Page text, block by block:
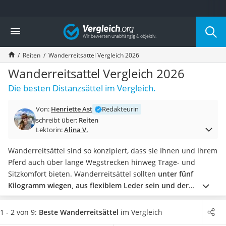
Die beliebtesten Vergleiche nach Kategorie
Freizeit & Sport
Gartentrampolin
Trampolin
Metalldetektor
Eufab-Fahrradträger
Trampolin 366 cm
Aluminium-Koffer
Futterboot
E-Bike-Dreirad
Trekkingschuhe Herren
Reisetasche mit Rollen
Klimmzugstation
Koffer
Nachtsichtgerät
Vergleich
Reiten Wanderreitsattel Vergleich 2026
Wanderreitsattel Vergleich 2026
Die besten Distanzsättel im Vergleich.
Von: Henriette Ast
Redakteurin
schreibt über: Reiten
Lektorin:Alina V.
Wanderreitsättel sind so konzipiert, dass sie Ihnen und Ihrem
Pferd auch über lange Wegstrecken hinweg Trage- und
Sitzkomfort bieten. Wanderreitsättel sollten unter fünf
Kilogramm wiegen, aus flexiblem Leder sein und der
Kategorie der baumlosen Sättel angehören. Diverse
Wanderreitsättel-Tests im Internet zeigen: Nur wenige
1 - 2 von 9: Beste Wanderreitsättel im Vergleich